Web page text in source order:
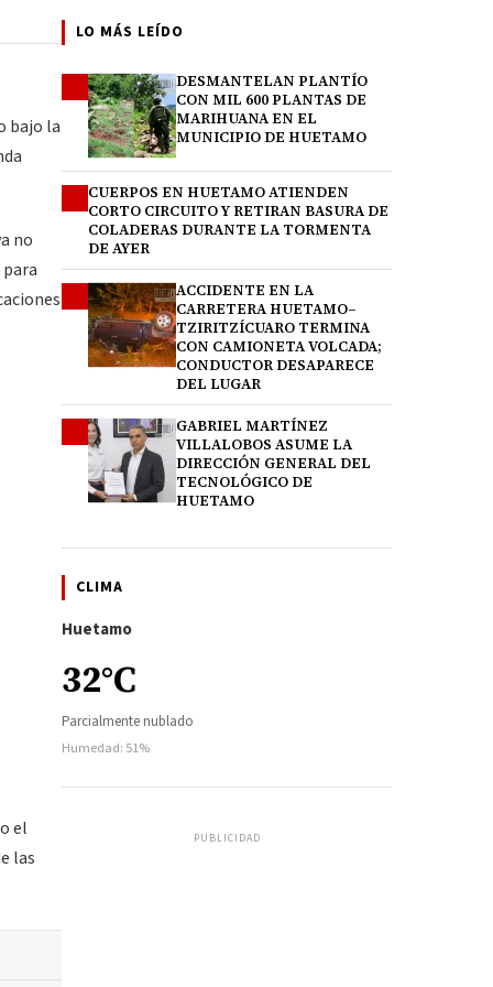
bajo la
no
el
las
LO MÁS LEÍDO
DESMANTELAN PLANTÍO
CON MIL 600 PLANTAS DE
MARIHUANA EN EL
MUNICIPIO DE HUETAMO
CUERPOS EN HUETAMO ATIENDEN
CORTO CIRCUITO Y RETIRAN BASURA DE
COLADERAS DURANTE LA TORMENTA
DE AYER
ACCIDENTE EN LA
CARRETERA HUETAMO–
TZIRITZÍCUARO TERMINA
CON CAMIONETA VOLCADA;
CONDUCTOR DESAPARECE
DEL LUGAR
GABRIEL MARTÍNEZ
VILLALOBOS ASUME LA
DIRECCIÓN GENERAL DEL
TECNOLÓGICO DE
HUETAMO
CLIMA
Huetamo
32°C
Parcialmente nublado
Humedad: 51%
PUBLICIDAD